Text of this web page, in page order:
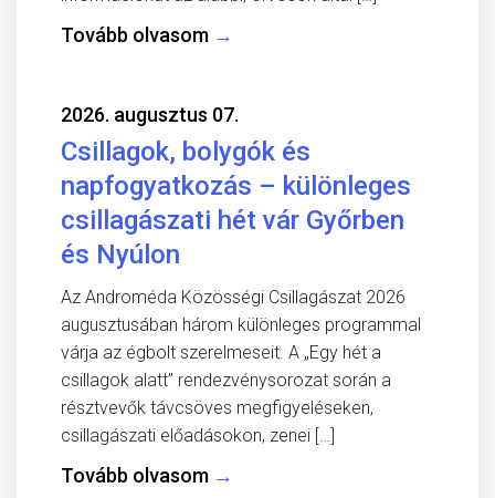
Tovább olvasom →
2026. augusztus 07.
Csillagok, bolygók és
napfogyatkozás – különleges
csillagászati hét vár Győrben
és Nyúlon
Az Androméda Közösségi Csillagászat 2026
augusztusában három különleges programmal
várja az égbolt szerelmeseit. A „Egy hét a
csillagok alatt” rendezvénysorozat során a
résztvevők távcsöves megfigyeléseken,
csillagászati előadásokon, zenei […]
Tovább olvasom →